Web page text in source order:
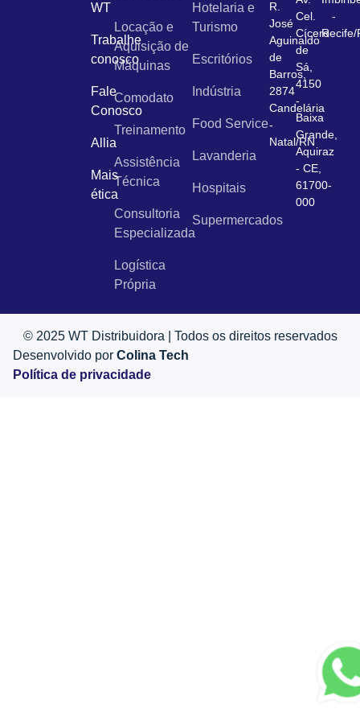
WT
Trabalhe
conosco
Fale
Conosco
Allia
Mais
ética
Locação e
Aquisição de
Máquinas
Comodato
Treinamento
Assistência
Técnica
Consultoria
Especializada
Logística
Própria
Hotelaria e
Turismo
Escritórios
Indústria
Food Service
Lavanderia
Hospitais
Supermercados
R.
José
Aguinaldo
de
Barros,
2874
Candelária
-
Natal/RN
Cel.
Cícero
de
Sá,
4150
-
Baixa
Grande,
Aquiraz
- CE,
61700-
000
-
Recife/
© 2025 WT Distribuidora | Todos os direitos reservados
Desenvolvido por Colina Tech
Política de privacidade